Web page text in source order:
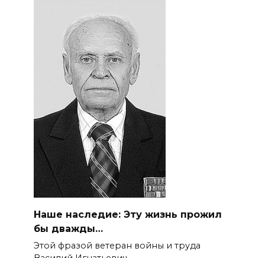
Наше наследие: Эту жизнь прожил
бы дважды…
Этой фразой ветеран войны и труда